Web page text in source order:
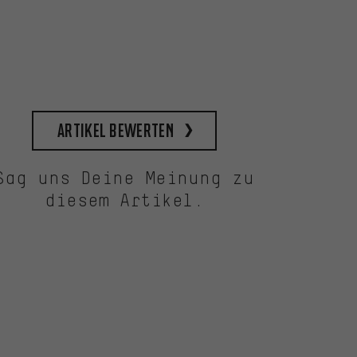
Artikel bewerten
uns Deine Meinung zu
diesem Artikel.